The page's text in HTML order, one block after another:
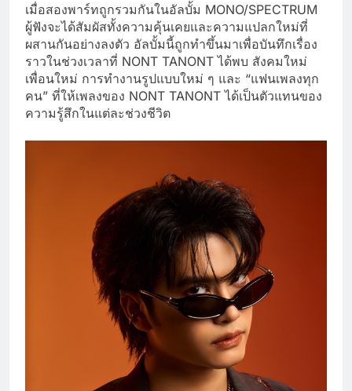
เมื่อสองพาร์ทถูกรวมกันในอัลบั้ม MONO/SPECTRUM
ผู้ฟังจะได้สัมผัสทั้งความคุ้นเคยและความแปลกใหม่ที่
ผสานกันอย่างลงตัว อัลบั้มนี้ถูกทำขึ้นมาเพื่อบันทึกเรื่อง
ราวในช่วงเวลาที่ NONT TANONT ได้พบ สังคมใหม่
เพื่อนใหม่ การทำงานรูปแบบใหม่ ๆ และ “แฟนเพลงทุก
คน” ที่ให้เพลงของ NONT TANONT ได้เป็นตัวแทนของ
ความรู้สึกในแต่ละช่วงชีวิต